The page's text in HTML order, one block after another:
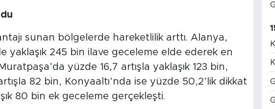
sunan bölgelerde hareketlilik arttı. Alanya,
yaklaşık 245 bin ilave geceleme elde ederek en
yüzde 16,7 artışla yaklaşık 123 bin,
82 bin, Konyaaltı’nda ise yüzde 50,2’lik dikkat
80 bin ek geceleme gerçekleşti.